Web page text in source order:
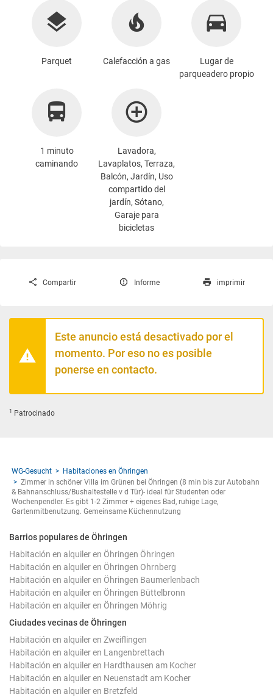
Parquet Calefacción a gas
Lugar de
parqueadero propio
1 minuto
caminando
Lavadora,
Lavaplatos, Terraza,
Balcón, Jardín, Uso
compartido del
jardín, Sótano,
Garaje para
bicicletas
Compartir Informe imprimir
Este anuncio está desactivado por el
momento. Por eso no es posible
ponerse en contacto.
1 Patrocinado
WG-Gesucht
Habitaciones en Öhringen
Zimmer in schöner Villa im Grünen bei Öhringen (8 min bis zur Autobahn
& Bahnanschluss/Bushaltestelle v d Tür)- ideal für Studenten oder
Wochenpendler. Es gibt 1-2 Zimmer + eigenes Bad, ruhige Lage,
Gartenmitbenutzung. Gemeinsame Küchennutzung
Barrios populares de Öhringen
Habitación en alquiler en Öhringen Öhringen
Habitación en alquiler en Öhringen Ohrnberg
Habitación en alquiler en Öhringen Baumerlenbach
Habitación en alquiler en Öhringen Büttelbronn
Habitación en alquiler en Öhringen Möhrig
Ciudades vecinas de Öhringen
Habitación en alquiler en Zweiflingen
Habitación en alquiler en Langenbrettach
Habitación en alquiler en Hardthausen am Kocher
Habitación en alquiler en Neuenstadt am Kocher
Habitación en alquiler en Bretzfeld